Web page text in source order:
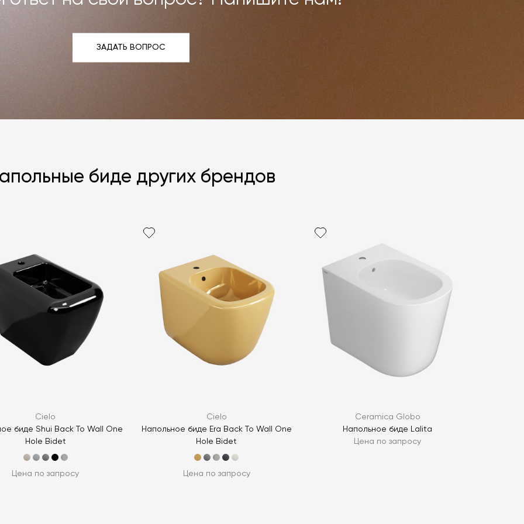
ЗАДАТЬ ВОПРОС
Я согласен с политикой персональных данных
ЗАДАТЬ ВОПРОС
ЗАДАТЬ ВОПРОС
биде других брендов
Cielo
биде Shui Back To Wall One
Hole Bidet
Цена по запросу
Cielo
Напольное биде Era Back To Wall One
Hole Bidet
Цена по запросу
Ceramica Globo
Напольное биде Lalita
Цена по запросу